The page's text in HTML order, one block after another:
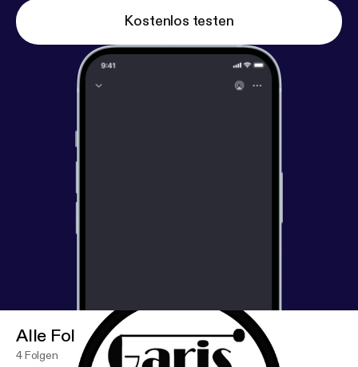
Kostenlos testen
Alle Folgen
4 Folgen